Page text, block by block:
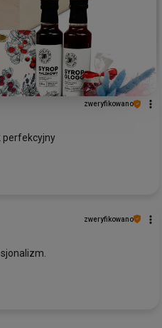
zweryfikowano
perfekcyjny
zweryfikowano